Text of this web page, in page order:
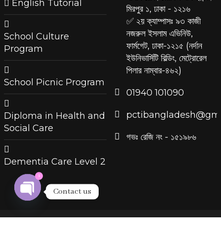
English Tutorial
School Culture
Program
School Picnic Program
Diploma in Health and
Social Care
Dementia Care Level 2
মিরপুর ১, ঢাকা - ১২১৬
✅ ২য় ক্যাম্পাসঃ ৯৩ কাজী
নজরুল ইসলাম এভিনিউ,
ফার্মগেট, ঢাকা-১২১৫ (নর্দান
ইউনিভার্সিটি বিল্ডিং, মেট্রোরেল
পিলার নাম্বার-৪৬২)
‪01940 101090
গভঃ রেজি নং - ১৫১৯৮৬
Contact us
chaty
1